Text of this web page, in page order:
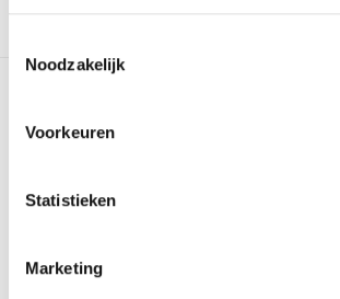
Noodzakelijk
Voorkeuren
Statistieken
Marketing
OWC 64GB RAM Kit (2x32GB)
2019
De 64GB DDR4 2666MHz PC4-21300